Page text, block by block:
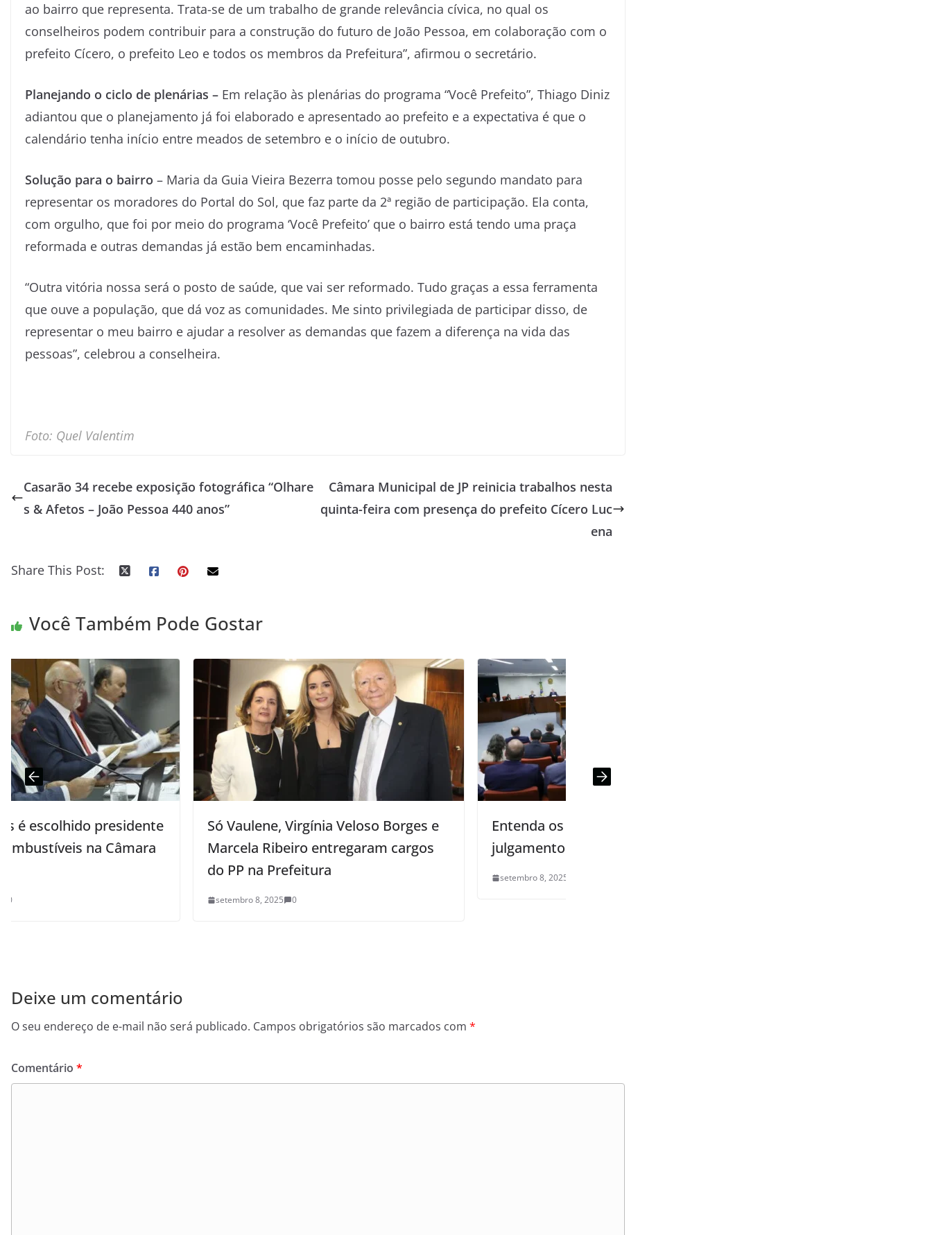
ao bairro que representa. Trata-se de um trabalho de grande relevância cívica, no qual os
conselheiros podem contribuir para a construção do futuro de João Pessoa, em colaboração com o
prefeito Cícero, o prefeito Leo e todos os membros da Prefeitura”, afirmou o secretário.
Planejando o ciclo de plenárias – Em relação às plenárias do programa “Você Prefeito”, Thiago Diniz
adiantou que o planejamento já foi elaborado e apresentado ao prefeito e a expectativa é que o
calendário tenha início entre meados de setembro e o início de outubro.
Solução para o bairro – Maria da Guia Vieira Bezerra tomou posse pelo segundo mandato para
representar os moradores do Portal do Sol, que faz parte da 2ª região de participação. Ela conta,
com orgulho, que foi por meio do programa ‘Você Prefeito’ que o bairro está tendo uma praça
reformada e outras demandas já estão bem encaminhadas.
“Outra vitória nossa será o posto de saúde, que vai ser reformado. Tudo graças a essa ferramenta
que ouve a população, que dá voz as comunidades. Me sinto privilegiada de participar disso, de
representar o meu bairro e ajudar a resolver as demandas que fazem a diferença na vida das
pessoas”, celebrou a conselheira.
Foto: Quel Valentim
Casarão 34 recebe exposição fotográfica “Olhare
s & Afetos – João Pessoa 440 anos”
Câmara Municipal de JP reinicia trabalhos nesta
quinta-feira com presença do prefeito Cícero Luc
ena
Share This Post:
Você Também Pode Gostar
Só Vaulene, Virgínia Veloso Borges e
Marcela Ribeiro entregaram cargos
Entenda os próximos passos do
julgamento de Bolsonaro no STF
Deixe um comentário
O seu endereço de e-mail não será publicado. Campos obrigatórios são marcados com *
Comentário *